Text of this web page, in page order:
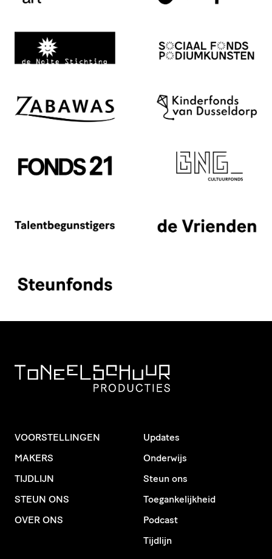
VOORSTELLINGEN
MAKERS
TIJDLIJN
STEUN ONS
OVER ONS
Updates
Onderwijs
Steun ons
Toegankelijkheid
Podcast
Tijdlijn